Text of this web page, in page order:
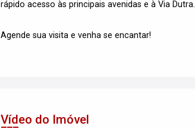
rápido acesso às principais avenidas e à Via Dutra.
Agende sua visita e venha se encantar!
Vídeo do Imóvel